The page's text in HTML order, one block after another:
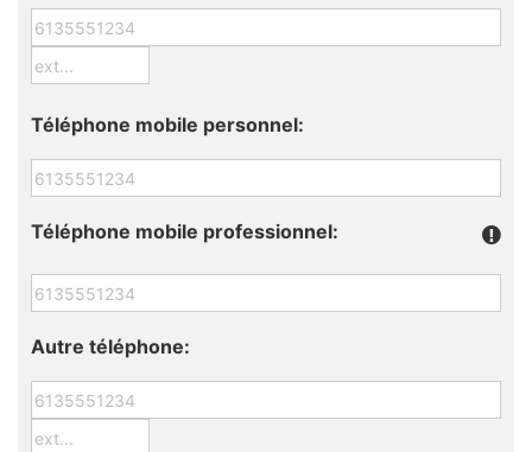
Téléphone mobile personnel:
Téléphone mobile professionnel:
Autre téléphone: